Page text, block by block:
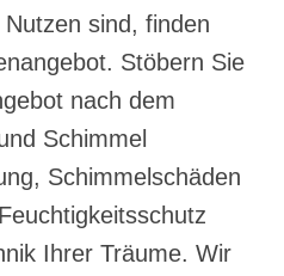
sind, finden
Stöbern Sie
nach dem
Schimmel
Schimmelschäden
Ihrer Träume. Wir